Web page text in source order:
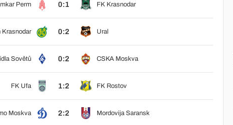
Perm 0:1 FK Krasnodar
Krasnodar 0:2 Ural
Sovětů 0:2 CSKA Moskva
FK Ufa 1:2 FK Rostov
Moskva 2:2 Mordovija Saransk